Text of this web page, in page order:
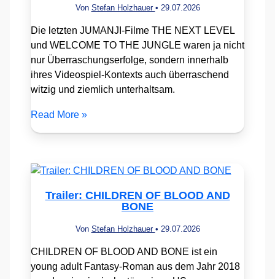
Von Stefan Holzhauer • 29.07.2026
Die letzten JUMANJI-Filme THE NEXT LEVEL
und WELCOME TO THE JUNGLE waren ja nicht
nur Überraschungserfolge, sondern innerhalb
ihres Videospiel-Kontexts auch überraschend
witzig und ziemlich unterhaltsam.
Read More »
Trailer: CHILDREN OF BLOOD AND
BONE
Von Stefan Holzhauer • 29.07.2026
CHILDREN OF BLOOD AND BONE ist ein
young adult Fantasy-Roman aus dem Jahr 2018